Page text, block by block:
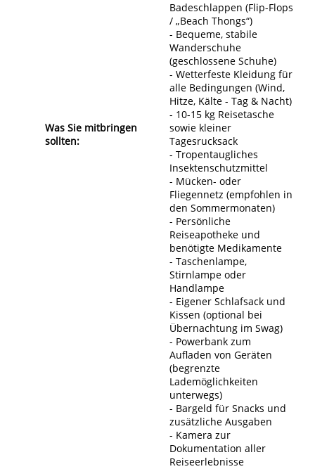
Was Sie mitbringen
sollten:
Badeschlappen (Flip-Flops
/ „Beach Thongs“)
- Bequeme, stabile
Wanderschuhe
(geschlossene Schuhe)
- Wetterfeste Kleidung für
alle Bedingungen (Wind,
Hitze, Kälte - Tag & Nacht)
- 10-15 kg Reisetasche
sowie kleiner
Tagesrucksack
- Tropentaugliches
Insektenschutzmittel
- Mücken- oder
Fliegennetz (empfohlen in
den Sommermonaten)
- Persönliche
Reiseapotheke und
benötigte Medikamente
- Taschenlampe,
Stirnlampe oder
Handlampe
- Eigener Schlafsack und
Kissen (optional bei
Übernachtung im Swag)
- Powerbank zum
Aufladen von Geräten
(begrenzte
Lademöglichkeiten
unterwegs)
- Bargeld für Snacks und
zusätzliche Ausgaben
- Kamera zur
Dokumentation aller
Reiseerlebnisse